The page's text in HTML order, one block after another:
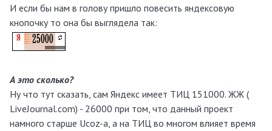
И если бы нам в голову пришло повесить яндексовую
кнопочку то она бы выглядела так:
А это сколько?
Ну что тут сказать, сам Яндекс имеет ТИЦ 151000. ЖЖ (
LiveJournal.com) - 26000 при том, что данный проект
намного старше Ucoz-а, а на ТИЦ во многом влияет время